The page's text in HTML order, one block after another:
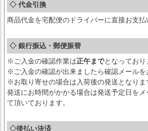
◇ 代金引換
商品代金を宅配便のドライバーに直接お支払
◇ 銀行振込・郵便振替
※ご入金の確認作業は正午までとなっており
※ご入金の確認が出来ましたら確認メールを
※お取り寄せの場合は入荷後の発送となりま
発送にお時間がかかる場合は発送予定日を
て頂いております。
◇後払い決済